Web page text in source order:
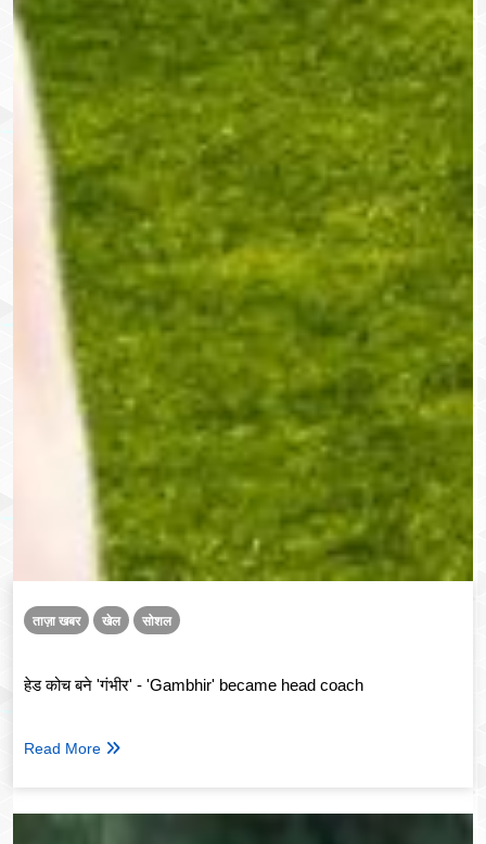
ताज़ा खबर खेल सोशल
हेड कोच बने 'गंभीर' - 'Gambhir' became head coach
Read More